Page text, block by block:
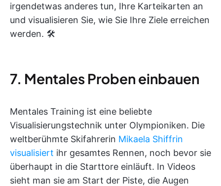
irgendetwas anderes tun, Ihre Karteikarten an
und visualisieren Sie, wie Sie Ihre Ziele erreichen
werden. 🛠️
7. Mentales Proben einbauen
Mentales Training ist eine beliebte
Visualisierungstechnik unter Olympioniken. Die
weltberühmte Skifahrerin Mikaela Shiffrin
visualisiert ihr gesamtes Rennen, noch bevor sie
überhaupt in die Starttore einläuft. In Videos
sieht man sie am Start der Piste, die Augen